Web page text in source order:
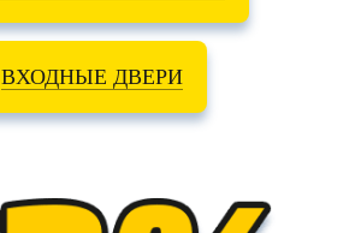
ВХОДНЫЕ ДВЕРИ